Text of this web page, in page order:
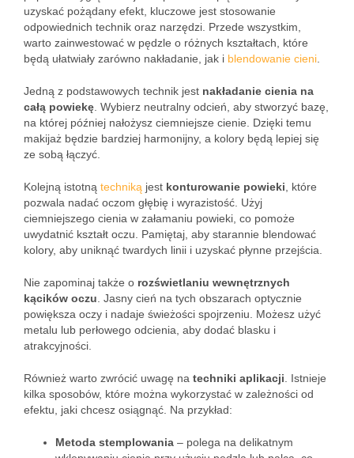
uzyskać pożądany efekt, kluczowe jest stosowanie
odpowiednich technik oraz narzędzi. Przede wszystkim,
warto zainwestować w pędzle o różnych kształtach, które
będą ułatwiały zarówno nakładanie, jak i blendowanie cieni
Jedną z podstawowych technik jest nakładanie cienia na
całą powiekę . Wybierz neutralny odcień, aby stworzyć bazę,
na której później nałożysz ciemniejsze cienie. Dzięki temu
makijaż będzie bardziej harmonijny, a kolory będą lepiej się
ze sobą łączyć.
Kolejną istotną techniką jest konturowanie powieki , które
pozwala nadać oczom głębię i wyrazistość. Użyj
ciemniejszego cienia w załamaniu powieki, co pomoże
uwydatnić kształt oczu. Pamiętaj, aby starannie blendować
kolory, aby uniknąć twardych linii i uzyskać płynne przejścia.
Nie zapominaj także o rozświetlaniu wewnętrznych
kącików oczu . Jasny cień na tych obszarach optycznie
powiększa oczy i nadaje świeżości spojrzeniu. Możesz użyć
metalu lub perłowego odcienia, aby dodać blasku i
atrakcyjności.
Również warto zwrócić uwagę na techniki aplikacji . Istnieje
kilka sposobów, które można wykorzystać w zależności od
efektu, jaki chcesz osiągnąć. Na przykład:
Metoda stemplowania – polega na delikatnym